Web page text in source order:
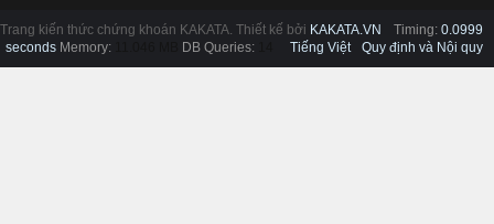
Trang kiến thức chứng khoán KAKATA. Thiết kế bởi KAKATA.VN
Tiếng Việt
Quy định và Nội quy
Timing: 0.0999
seconds Memory: DB Queries: